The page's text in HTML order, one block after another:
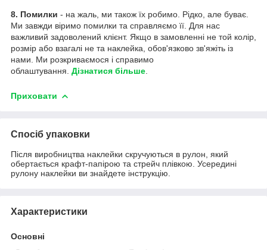
8. Помилки - на жаль, ми також їх робимо. Рідко, але буває.
Ми завжди віримо помилки та справляємо її. Для нас
важливий задоволений клієнт. Якщо в замовленні не той колір,
розмір або взагалі не та наклейка, обов'язково зв'яжіть із
нами. Ми розкриваємося і справимо
облаштування. Дізнатися більше
Приховати
Спосіб упаковки
Після виробництва наклейки скручуються в рулон, який
обертається крафт-папірою та стрейч плівкою. Усередині
рулону наклейки ви знайдете інструкцію.
Характеристики
Основні